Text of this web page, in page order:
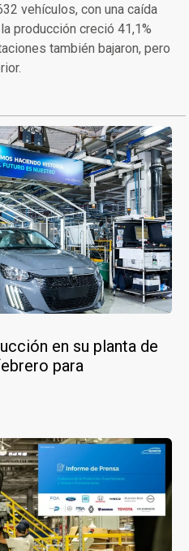
vehículos, con una caída
producción creció 41,1%
también bajaron, pero
en su planta de
para